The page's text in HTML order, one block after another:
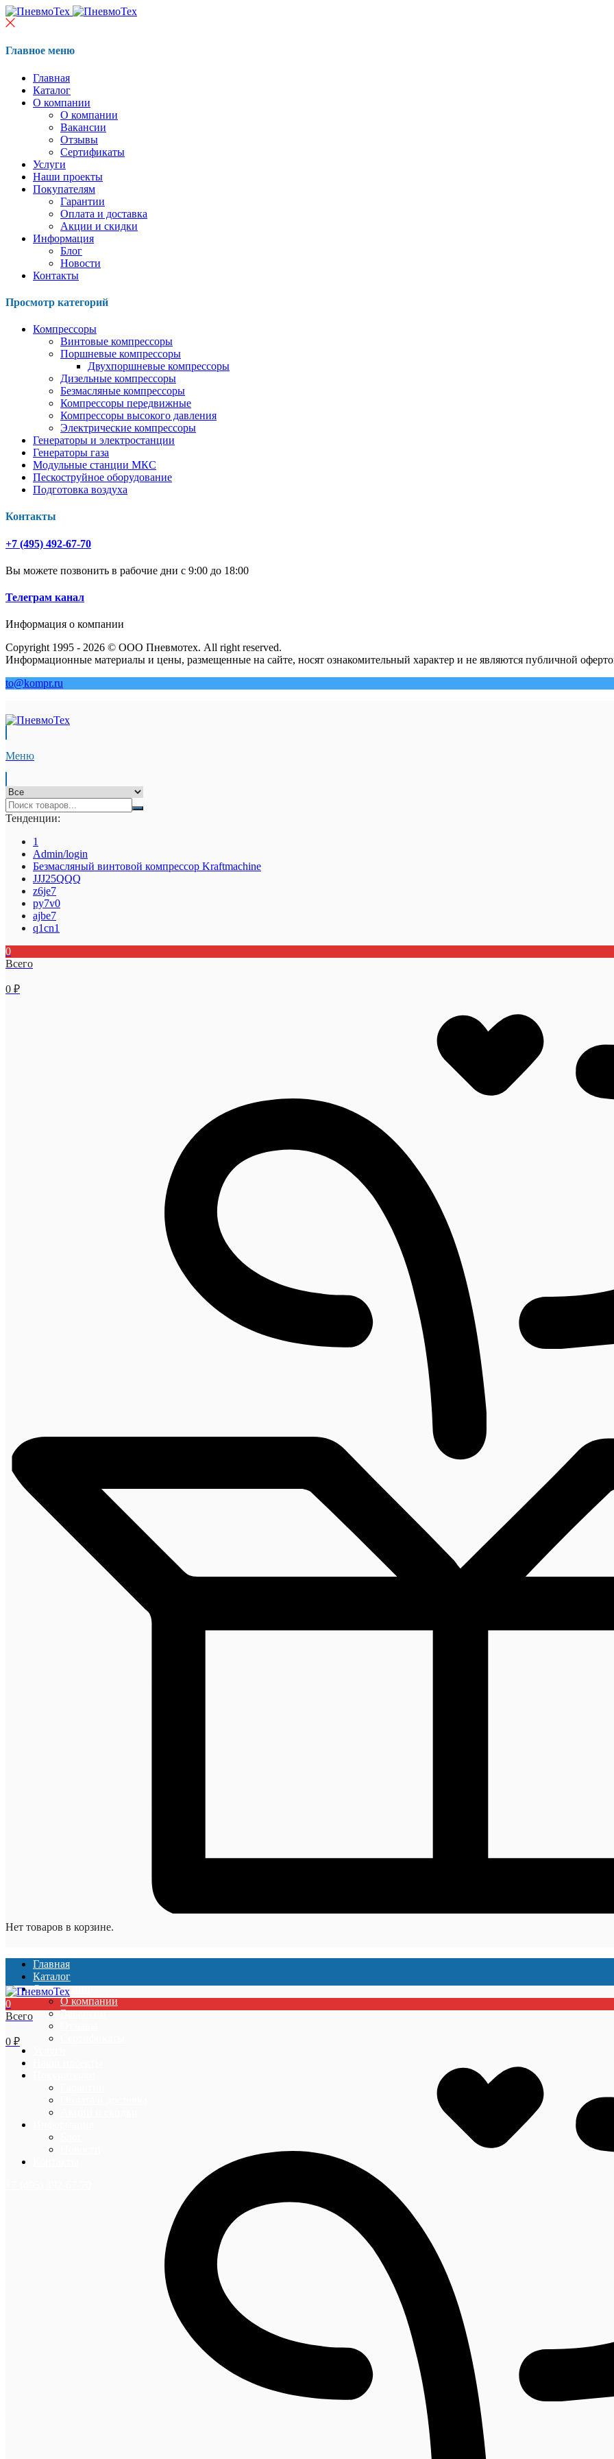
Главное меню
Главная
Каталог
О компании
О компании
Вакансии
Отзывы
Сертификаты
Услуги
Наши проекты
Покупателям
Гарантии
Оплата и доставка
Акции и скидки
Информация
Блог
Новости
Контакты
Просмотр категорий
Компрессоры
Винтовые компрессоры
Поршневые компрессоры
Двухпоршневые компрессоры
Дизельные компрессоры
Безмасляные компрессоры
Компрессоры передвижные
Компрессоры высокого давления
Электрические компрессоры
Генераторы и электростанции
Генераторы газа
Модульные станции МКС
Пескоструйное оборудование
Подготовка воздуха
Контакты
+7 (495) 492-67-70
Вы можете позвонить в рабочие дни с 9:00 до 18:00
Телеграм канал
Информация о компании
Copyright 1995 - 2026 © ООО Пневмотех. All right reserved.
Информационные материалы и цены, размещенные на сайте, носят ознакомительный характер и не являются публичной
to@kompr.ru
Меню
Тенденции:
1
Admin/login
Безмасляный винтовой компрессор Kraftmaсhine
JJJ25QQQ
z6je7
py7v0
ajbe7
q1cn1
0
Всего
0 ₽
Нет товаров в корзине.
Главная
Каталог
О компании
О компании
Вакансии
0
Всего
0 ₽